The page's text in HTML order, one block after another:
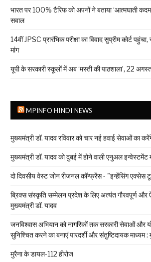
भारत पर 100% टैरिफ को अपनों ने बताया ‘आत्मघाती
सवाल
14वीं JPSC प्रारंभिक परीक्षा का विवाद सुप्रीम कोर्ट पहुंचा,
मांग
यूपी के सरकारी स्कूलों में अब ‘मस्ती की पाठशाला’, 22
MPINFO HINDI NEWS
मुख्यमंत्री डॉ. यादव रविवार को चार नई हवाई सेवाओं का
मुख्यमंत्री डॉ. यादव को दुबई में होने वाली एनुअल
दो दिवसीय वेस्ट जोन रीजनल कॉन्फ्रेंस - "इन्हेंसिंग एक्सेस
ब्रिक्स संस्कृति सम्मेलन प्रदेश के लिए अत्यंत गौरवपूर्ण और
मुख्यमंत्री डॉ. यादव
जनविश्वास अभियान को नागरिकों तक सरकारी सेवाओं और
सुनिश्चित करने का बनाएं पारदर्शी और संतुष्टिदायक माध्यम
मुरैना के डायल-112 हीरोज